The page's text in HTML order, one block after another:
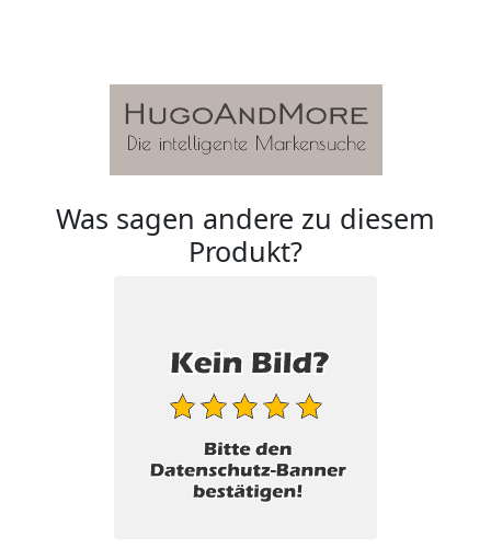
Was sagen andere zu diesem
Produkt?